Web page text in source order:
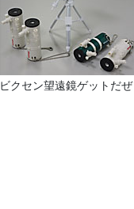
ビクセン望遠鏡ゲットだぜ